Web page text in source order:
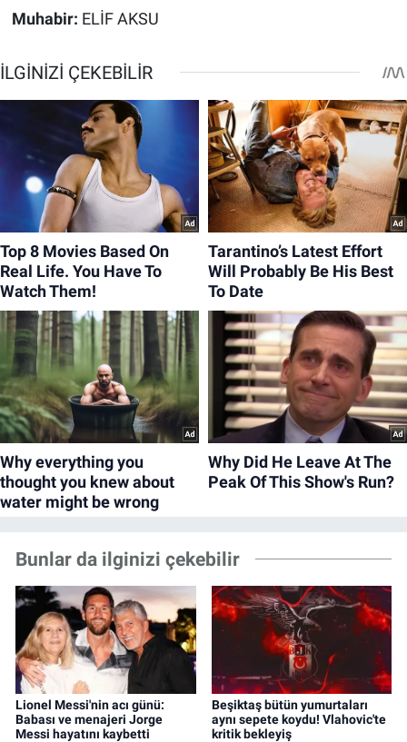
Muhabir: ELİF AKSU
Bunlar da ilginizi çekebilir
Lionel Messi'nin acı günü:
Babası ve menajeri Jorge
Messi hayatını kaybetti
Beşiktaş bütün yumurtaları
aynı sepete koydu! Vlahovic'te
kritik bekleyiş